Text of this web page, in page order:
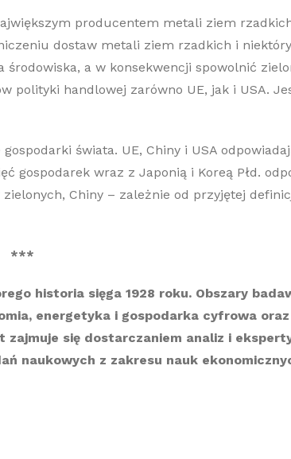
producentem metali ziem
dostaw metali ziem rzadkich i
a w konsekwencji spowolnić
handlowej zarówno UE, jak i USA.
świata. UE, Chiny i USA
wraz z Japonią i Koreą Płd.
Chiny – zależnie od przyjętej
***
historia sięga 1928 roku. Obszary
energetyka i gospodarka cyfrowa
się dostarczaniem analiz i
naukowych z zakresu nauk